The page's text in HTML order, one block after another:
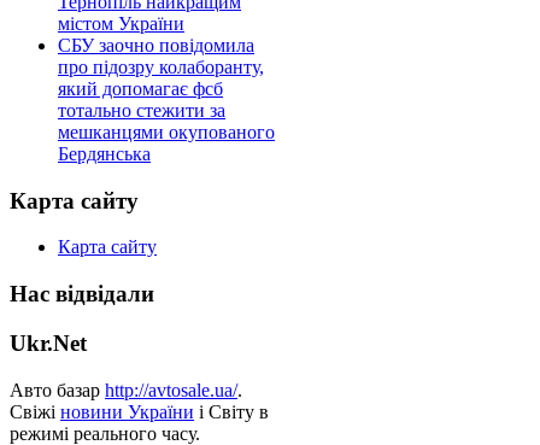
містом України
СБУ заочно повідомила
про підозру колаборанту,
який допомагає фсб
тотально стежити за
мешканцями окупованого
Бердянська
Карта сайту
Карта сайту
Нас відвідали
Ukr.Net
Авто базар http://avtosale.ua/.
Свіжі новини України і Світу в
режимі реального часу.